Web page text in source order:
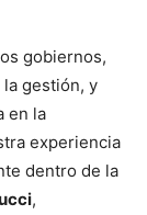
gobiernos,
gestión, y
en la
experiencia
dentro de la
,